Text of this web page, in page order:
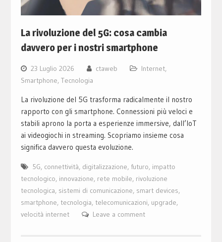
La rivoluzione del 5G: cosa cambia
davvero per i nostri smartphone
23 Luglio 2026 ctaweb Internet,
Smartphone, Tecnologia
La rivoluzione del 5G trasforma radicalmente il nostro
rapporto con gli smartphone. Connessioni più veloci e
stabili aprono la porta a esperienze immersive, dall’IoT
ai videogiochi in streaming. Scopriamo insieme cosa
significa davvero questa evoluzione.
5G, connettività, digitalizzazione, futuro, impatto
tecnologico, innovazione, rete mobile, rivoluzione
tecnologica, sistemi di comunicazione, smart devices,
smartphone, tecnologia, telecomunicazioni, upgrade,
velocità internet
Leave a comment